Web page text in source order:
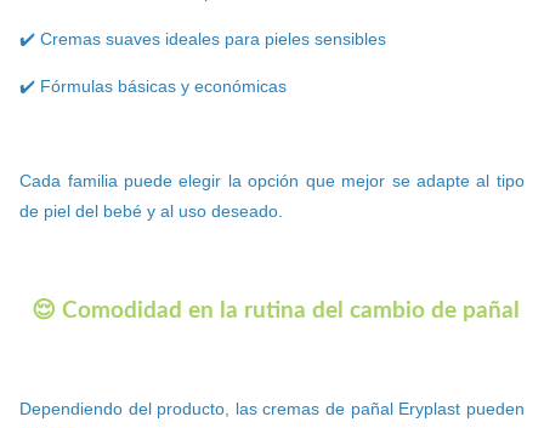
✔️ Cremas suaves ideales para pieles sensibles
✔️ Fórmulas básicas y económicas
Cada familia puede elegir la opción que mejor se adapte al tipo
de piel del bebé y al uso deseado.
😌 Comodidad en la rutina del cambio de pañal
Dependiendo del producto, las cremas de pañal Eryplast pueden